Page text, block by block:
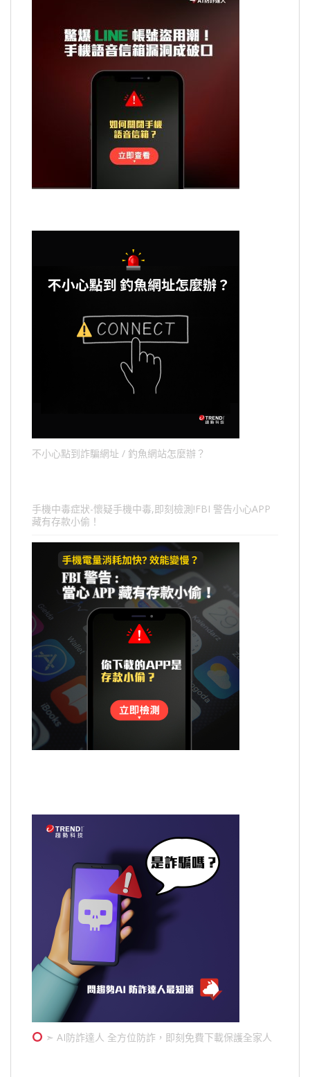
不小心點到詐騙網址 / 釣魚網站怎麼辦？
手機中毒症狀-懷疑手機中毒,即刻檢測!FBI 警告小心APP
藏有存款小偷！
➣ AI防詐達人 全方位防詐，即刻免費下載保護全家人